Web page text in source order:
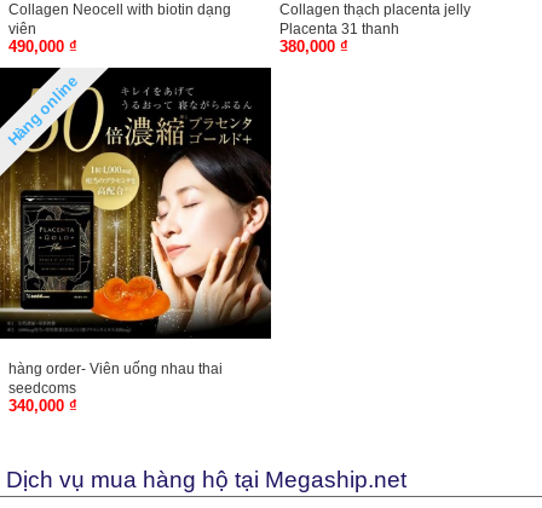
Collagen Neocell with biotin dạng
viên
490,000 ₫
Collagen thạch placenta jelly
Placenta 31 thanh
380,000 ₫
Hàng online
hàng order- Viên uống nhau thai
seedcoms
340,000 ₫
Dịch vụ mua hàng hộ tại Megaship.net